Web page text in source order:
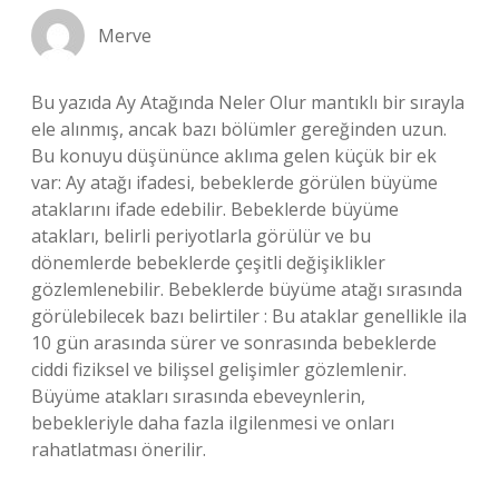
Merve
Bu yazıda Ay Atağında Neler Olur mantıklı bir sırayla
ele alınmış, ancak bazı bölümler gereğinden uzun.
Bu konuyu düşününce aklıma gelen küçük bir ek
var: Ay atağı ifadesi, bebeklerde görülen büyüme
ataklarını ifade edebilir. Bebeklerde büyüme
atakları, belirli periyotlarla görülür ve bu
dönemlerde bebeklerde çeşitli değişiklikler
gözlemlenebilir. Bebeklerde büyüme atağı sırasında
görülebilecek bazı belirtiler : Bu ataklar genellikle ila
10 gün arasında sürer ve sonrasında bebeklerde
ciddi fiziksel ve bilişsel gelişimler gözlemlenir.
Büyüme atakları sırasında ebeveynlerin,
bebekleriyle daha fazla ilgilenmesi ve onları
rahatlatması önerilir.